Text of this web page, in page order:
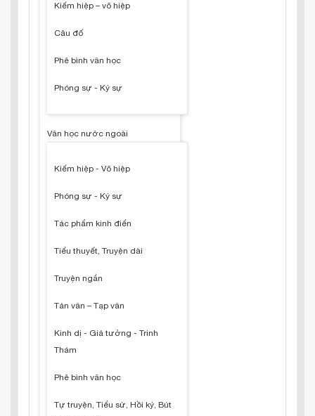
Kiếm hiệp – võ hiệp
Câu đố
Phê bình văn học
Phóng sự - Ký sự
Văn học nước ngoài
Kiếm hiệp - Võ hiệp
Phóng sự - Ký sự
Tác phẩm kinh điển
Tiểu thuyết, Truyện dài
Truyện ngắn
Tản văn – Tạp văn
Kinh dị - Giả tưởng - Trinh
Thám
Phê bình văn học
Tự truyện, Tiểu sử, Hồi ký, Bút